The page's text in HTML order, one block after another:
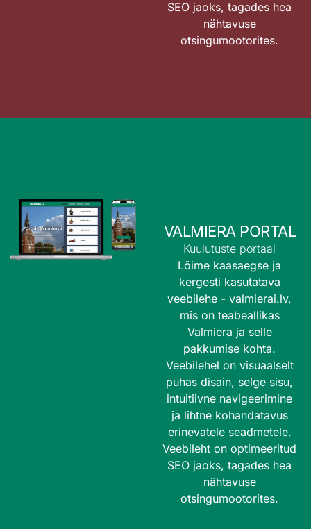
SEO jaoks, tagades hea
nähtavuse
otsingumootorites.
VALMIERA PORTAL
Kuulutuste portaal
Lõime kaasaegse ja
kergesti kasutatava
veebilehe -valmierai.lv,
mis on teabeallikas
Valmiera ja selle
pakkumise kohta.
Veebilehel on visuaalselt
puhas disain, selge sisu,
intuitiivne navigeerimine
ja lihtne kohandatavus
erinevatele seadmetele.
Veebileht on optimeeritud
SEO jaoks, tagades hea
nähtavuse
otsingumootorites.